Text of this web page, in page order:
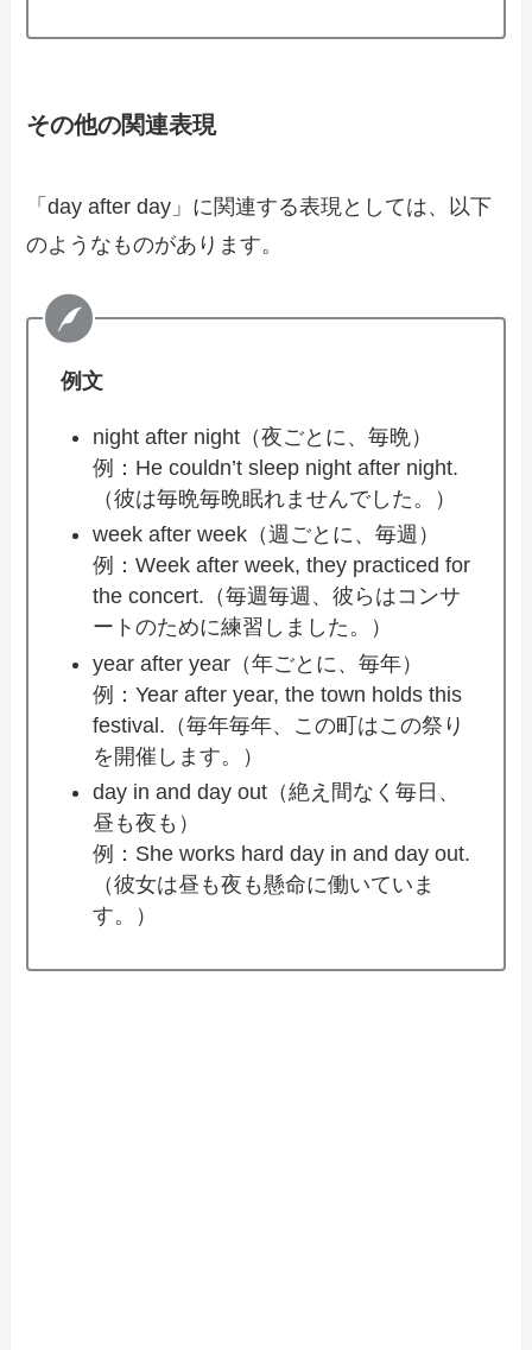
その他の関連表現
「day after day」に関連する表現としては、以下
のようなものがあります。
例文
night after night（夜ごとに、毎晩）
例：He couldn’t sleep night after night.
（彼は毎晩毎晩眠れませんでした。）
week after week（週ごとに、毎週）
例：Week after week, they practiced for
the concert.（毎週毎週、彼らはコンサ
ートのために練習しました。）
year after year（年ごとに、毎年）
例：Year after year, the town holds this
festival.（毎年毎年、この町はこの祭り
を開催します。）
day in and day out（絶え間なく毎日、
昼も夜も）
例：She works hard day in and day out.
（彼女は昼も夜も懸命に働いていま
す。）